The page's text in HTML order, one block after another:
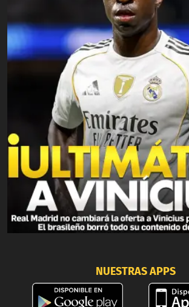
NUESTRAS APPS